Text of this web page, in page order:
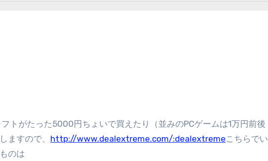
トがたった5000円ちょいで買えたり（並みのPCゲームは1万円前後
ますので、 http://www.dealextreme.com/:dealextremeこちらでい
のは